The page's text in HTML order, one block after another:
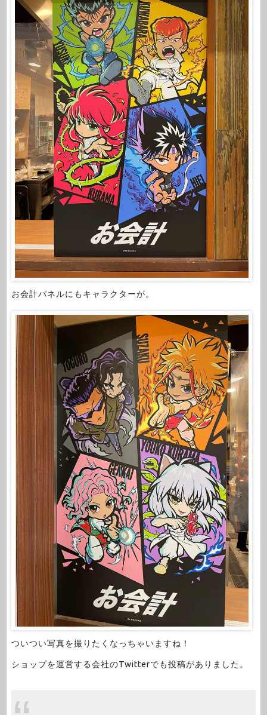
お会計パネルにもキャラクターが。
ついつい写真を撮りたくなっちゃいますね！
ショップを運営する会社のTwitterでも投稿がありました。